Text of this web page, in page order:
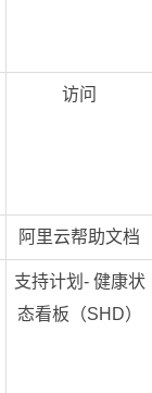
访问
阿里云帮助文档
支持计划- 健康状
态看板（SHD）